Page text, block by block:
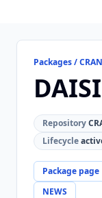
Packages /
Repository
Lifecycle
Package page
NEWS